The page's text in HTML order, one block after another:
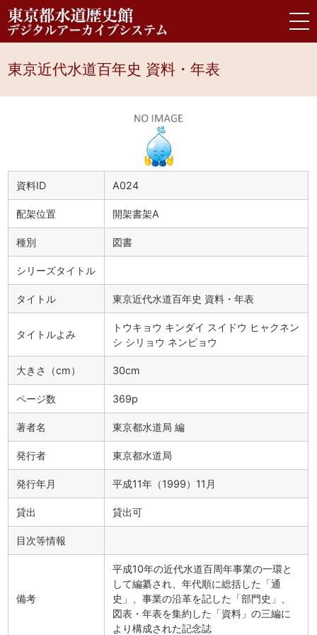
東京近代水道百年史 資料・年表
資料ID A024
配架位置 開架書架A
種別 図書
シリーズタイトル
タイトル 東京近代水道百年史 資料・年表
タイトルよみ
トウキョウ キンダイ スイドウ ヒャクネン
シ シリョウ ネンピョウ
大きさ（cm） 30cm
ページ数 369p
著者名 東京都水道局 編
発行者 東京都水道局
発行年月 平成11年（1999）11月
貸出 貸出可
目次等情報
備考
平成10年の近代水道百周年事業の一環と
して編纂され、年代順に総括した「通
史」、事業の沿革を記した「部門史」、
図表・年表を集約した「資料」の三編に
より構成された記念誌